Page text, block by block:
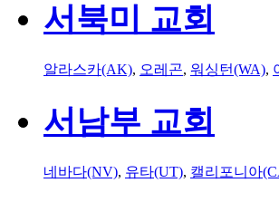
서북미 교회
알라스카(AK), 오레곤, 워싱턴(WA),
서남부 교회
네바다(NV), 유타(UT), 캘리포니아